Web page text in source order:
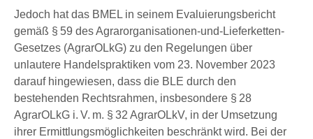
Jedoch hat das BMEL in seinem Evaluierungsbericht
gemäß § 59 des Agrarorganisationen-und-Lieferketten-
Gesetzes (AgrarOLkG) zu den Regelungen über
unlautere Handelspraktiken vom 23. November 2023
darauf hingewiesen, dass die BLE durch den
bestehenden Rechtsrahmen, insbesondere § 28
AgrarOLkG i. V. m. § 32 AgrarOLkV, in der Umsetzung
ihrer Ermittlungsmöglichkeiten beschränkt wird. Bei der